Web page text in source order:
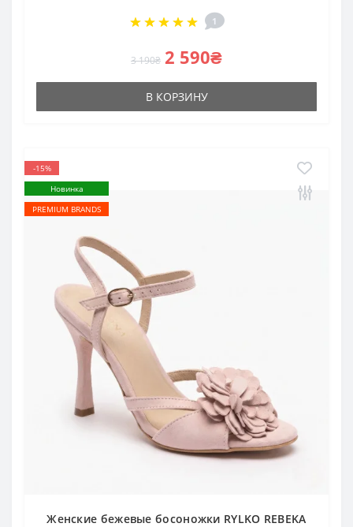
1
3 190₴ 2 590₴
В КОРЗИНУ
-15%
Новинка
PREMIUM BRANDS
Женские бежевые босоножки RYLKO REBEKA